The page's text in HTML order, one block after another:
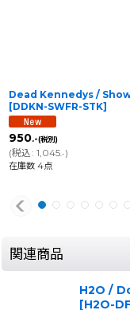
Dead Kennedys / Show
[DDKN-SWFR-STK]
950.-(税別)
(税込: 1,045.-)
在庫数 4点
関連商品
H2O /
[H2O-